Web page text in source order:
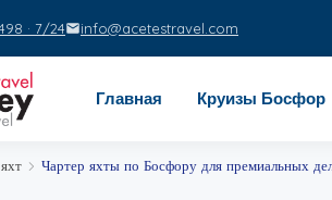
· 7/24 info@acetestravel.com
Главная Круизы Босфор
Чартер яхты по Босфору для премиальных